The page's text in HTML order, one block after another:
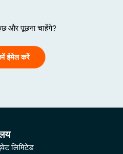
और पूछना चाहेंगे?
ईमेल करें
लिमिटेड